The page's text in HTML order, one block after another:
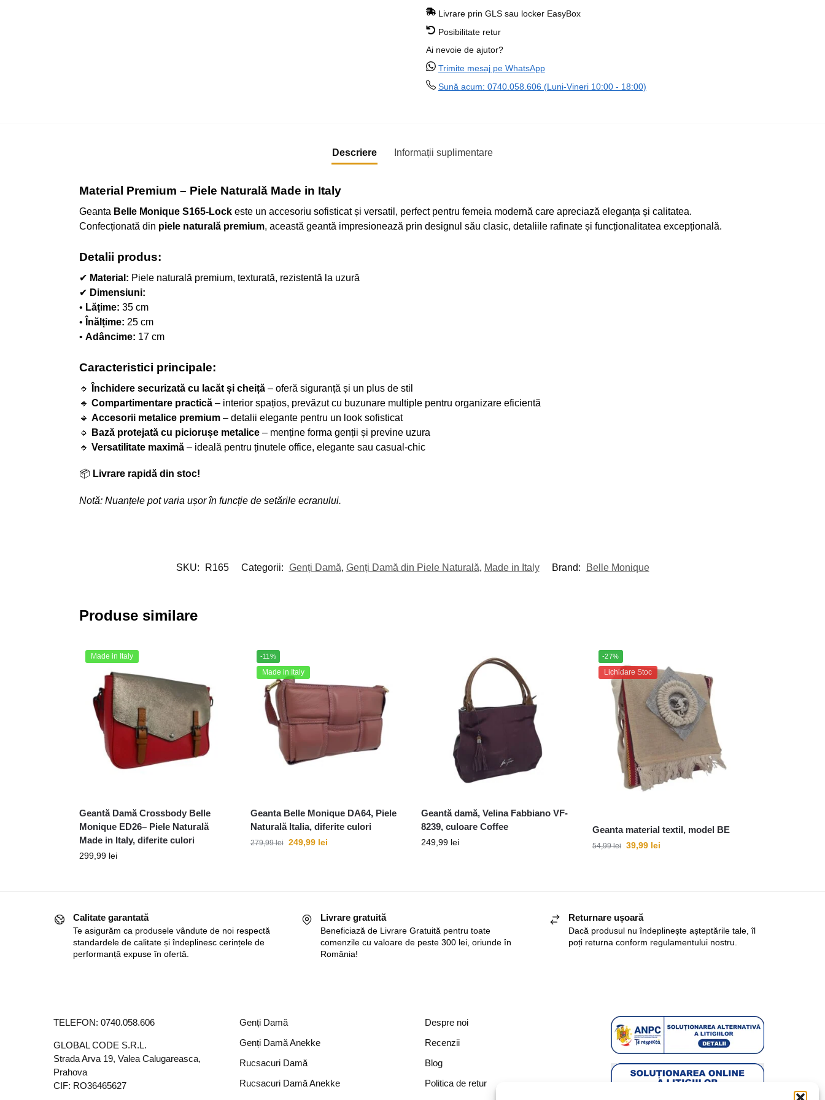
Livrare prin GLS sau locker EasyBox
Posibilitate retur
Ai nevoie de ajutor?
Trimite mesaj pe WhatsApp
Sună acum: 0740.058.606 (Luni-Vineri 10:00 - 18:00)
Descriere Informații suplimentare
Material Premium – Piele Naturală Made in Italy
Geanta Belle Monique S165-Lockeste un accesoriu sofisticat și versatil, perfect pentru femeia modernă care apreciază eleganța și calitatea.
Confecționată din piele naturală premium, această geantă impresionează prin designul său clasic, detaliile rafinate și funcționalitatea excepțională.
Detalii produs:
✔ Material: Piele naturală premium, texturată, rezistentă la uzură
✔ Dimensiuni:
• Lățime: 35 cm
• Înălțime: 25 cm
• Adâncime: 17 cm
Caracteristici principale:
🔹 Închidere securizată cu lacăt și cheiță– oferă siguranță și un plus de stil
🔹 Compartimentare practică– interior spațios, prevăzut cu buzunare multiple pentru organizare eficientă
🔹 Accesorii metalice premium– detalii elegante pentru un look sofisticat
🔹
Bază protejată cu piciorușe metalice– menține forma genții și previne uzura
🔹 Versatilitate maximă– ideală pentru ținutele office, elegante sau casual-chic
📦 Livrare rapidă din stoc!
Notă: Nuanțele pot varia ușor în funcție de setările ecranului.
SKU: R165 Categorii: Genți Damă, Genți Damă din Piele Naturală, Made in Italy Brand: Belle Monique
Produse similare
Made in Italy
Geantă Damă Crossbody Belle
Monique ED26– Piele Naturală
Made in Italy, diferite culori
299,99 lei
-11%
Made in Italy
Geanta Belle Monique DA64, Piele
Naturală Italia, diferite culori
279,99lei 249,99 lei
Geantă damă, Velina Fabbiano VF-
8239, culoare Coffee
249,99 lei
-27%
Lichidare Stoc
Geanta material textil, model BE
54,99lei 39,99 lei
Calitate garantată
Te asigurăm ca produsele vândute de noi respectă
standardele de calitate și îndeplinesc cerințele de
performanță expuse în ofertă.
Livrare gratuită
Beneficiază de Livrare Gratuită pentru toate
comenzile cu valoare de peste 300 lei, oriunde în
România!
Returnare ușoară
Dacă produsul nu îndeplinește așteptările tale, îl
poți returna conform regulamentului nostru.
TELEFON: 0740.058.606
GLOBAL CODE S.R.L.
Strada Arva 19, Valea Calugareasca,
Prahova
CIF: RO36465627
Genți Damă
Genți Damă Anekke
Rucsacuri Damă
Rucsacuri Damă Anekke
Despre noi
Recenzii
Blog
Politica de retur